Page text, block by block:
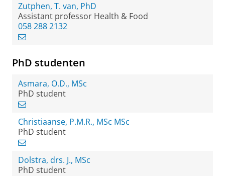
Zutphen, T. van, PhD
Assistant professor Health & Food
058 288 2132
PhD studenten
Asmara, O.D., MSc
PhD student
Christiaanse, P.M.R., MSc MSc
PhD student
Dolstra, drs. J., MSc
PhD student